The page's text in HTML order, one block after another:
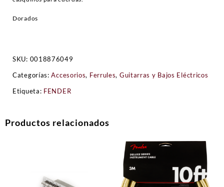
Dorados
SKU: 0018876049
Categorías:Accesorios, Ferrules, Guitarras y Bajos Eléctricos
Etiqueta: FENDER
Productos relacionados